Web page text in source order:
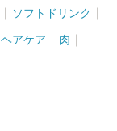
ソフトドリンク
ヘアケア 肉